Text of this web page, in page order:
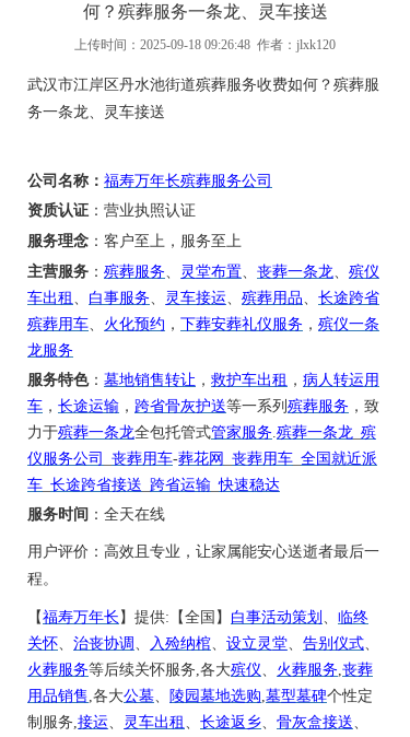
何？殡葬服务一条龙、灵车接送
上传时间：2025-09-18 09:26:48 作者：jlxk120
武汉市江岸区丹水池街道殡葬服务收费如何 ？ 殡葬服
务一条龙 、灵车接送
公司名称： 福寿万年长殡葬服务公司
资质认证 ：营业执照认证
服务理念 ：客户至上，服务至上
主营服务 ： 殡葬服务 灵堂布置 丧葬一条龙
殡仪
车出租
白事服务 灵车接运 殡葬用品
长途跨省
殡葬用车
火化预约 ， 下葬安葬礼仪服务 ， 殡仪一条
龙服务
服务特色： 墓地销售转让 ， 救护车出租 ， 病人转运用
车 ， 长途运输 ， 跨省骨灰护送等一系列 殡葬服务 ，致
力于殡葬一条龙全包托管式管家服务 殡葬一条龙 殡
仪服务公司
丧葬用车-葬花网 丧葬用车 全国就近派
车 长途跨省接送 跨省运输 _快速稳达
服务时间 ： 全天在线
用户评价： 高效且专业，让家属能安心送逝者最后一
程 。
【福寿万年长 】提供:【全国】 白事活动策划
临终
关怀
治丧协调 入殓纳棺 设立灵堂 告别仪式
火葬服务等后续关怀服务 ,各大殡仪 火葬服务 丧葬
用品销售 ,各大公墓 陵园墓地选购 墓型墓碑个性定
制服务 接运 灵车出租 长途返乡 骨灰盒接送